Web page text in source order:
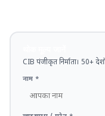
CIB पंजीकृत निर्माता। 50+
नाम *